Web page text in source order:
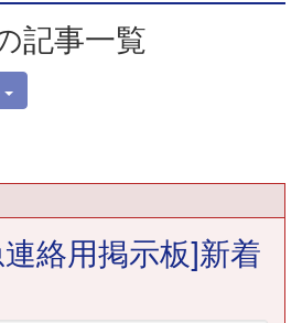
記事一覧
絡用掲示板]新着